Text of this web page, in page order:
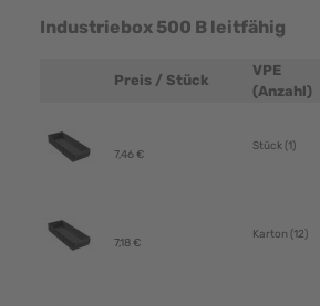
Industriebox 500 B leitfähig
Produktbild
Preis / Stück
VPE
(Anzahl)
7,46 €
Stück (1)
7,18 €
Karton (12)